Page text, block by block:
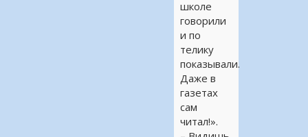
школе
говорили
и по
телику
показывали.
Даже в
газетах
сам
читал!».